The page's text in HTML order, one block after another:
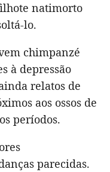
natimorto
lo.
chimpanzé
à depressão
relatos de
aos ossos de
períodos.
parecidas.